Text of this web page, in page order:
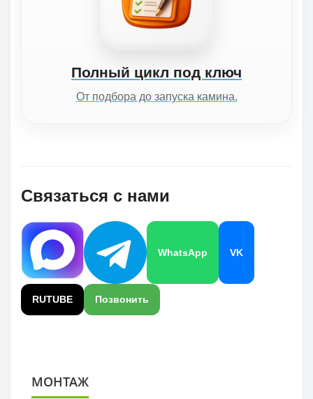
Полный цикл под ключ
От подбора до запуска камина.
Связаться с нами
WhatsApp VK
RUTUBE Позвонить
МОНТАЖ